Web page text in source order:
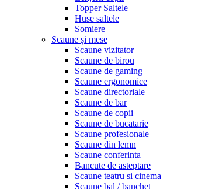
Topper Saltele
Huse saltele
Somiere
Scaune și mese
Scaune vizitator
Scaune de birou
Scaune de gaming
Scaune ergonomice
Scaune directoriale
Scaune de bar
Scaune de copii
Scaune de bucatarie
Scaune profesionale
Scaune din lemn
Scaune conferinta
Bancute de asteptare
Scaune teatru si cinema
Scaune bal / banchet